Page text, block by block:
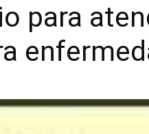
para